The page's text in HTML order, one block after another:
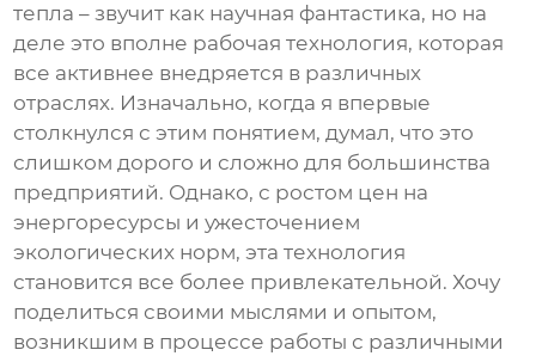
тепла – звучит как научная фантастика, но на
деле это вполне рабочая технология, которая
все активнее внедряется в различных
отраслях. Изначально, когда я впервые
столкнулся с этим понятием, думал, что это
слишком дорого и сложно для большинства
предприятий. Однако, с ростом цен на
энергоресурсы и ужесточением
экологических норм, эта технология
становится все более привлекательной. Хочу
поделиться своими мыслями и опытом,
возникшим в процессе работы с различными